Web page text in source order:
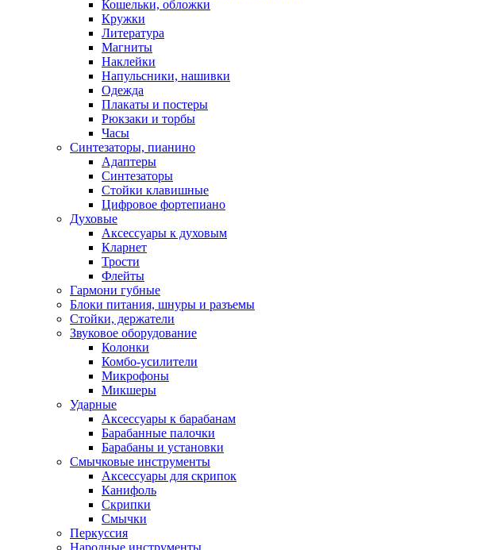
Кошельки, обложки
Кружки
Литература
Магниты
Наклейки
Напульсники, нашивки
Одежда
Плакаты и постеры
Рюкзаки и торбы
Часы
Синтезаторы, пианино
Адаптеры
Синтезаторы
Стойки клавишные
Цифровое фортепиано
Духовые
Аксессуары к духовым
Кларнет
Трости
Флейты
Гармони губные
Блоки питания, шнуры и разъемы
Стойки, держатели
Звуковое оборудование
Колонки
Комбо-усилители
Микрофоны
Микшеры
Ударные
Аксессуары к барабанам
Барабанные палочки
Барабаны и установки
Смычковые инструменты
Аксессуары для скрипок
Канифоль
Скрипки
Смычки
Перкуссия
Народные инструменты